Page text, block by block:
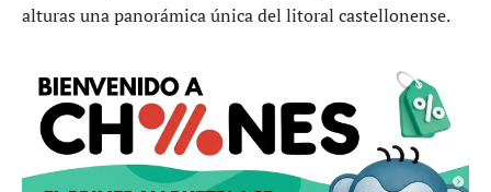
alturas una panorámica única del litoral castellonense.